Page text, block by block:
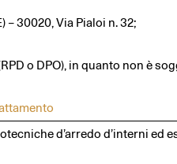
– 30020, Via Pialoi n. 32;
o DPO), in quanto non è
d’arredo d’interni ed